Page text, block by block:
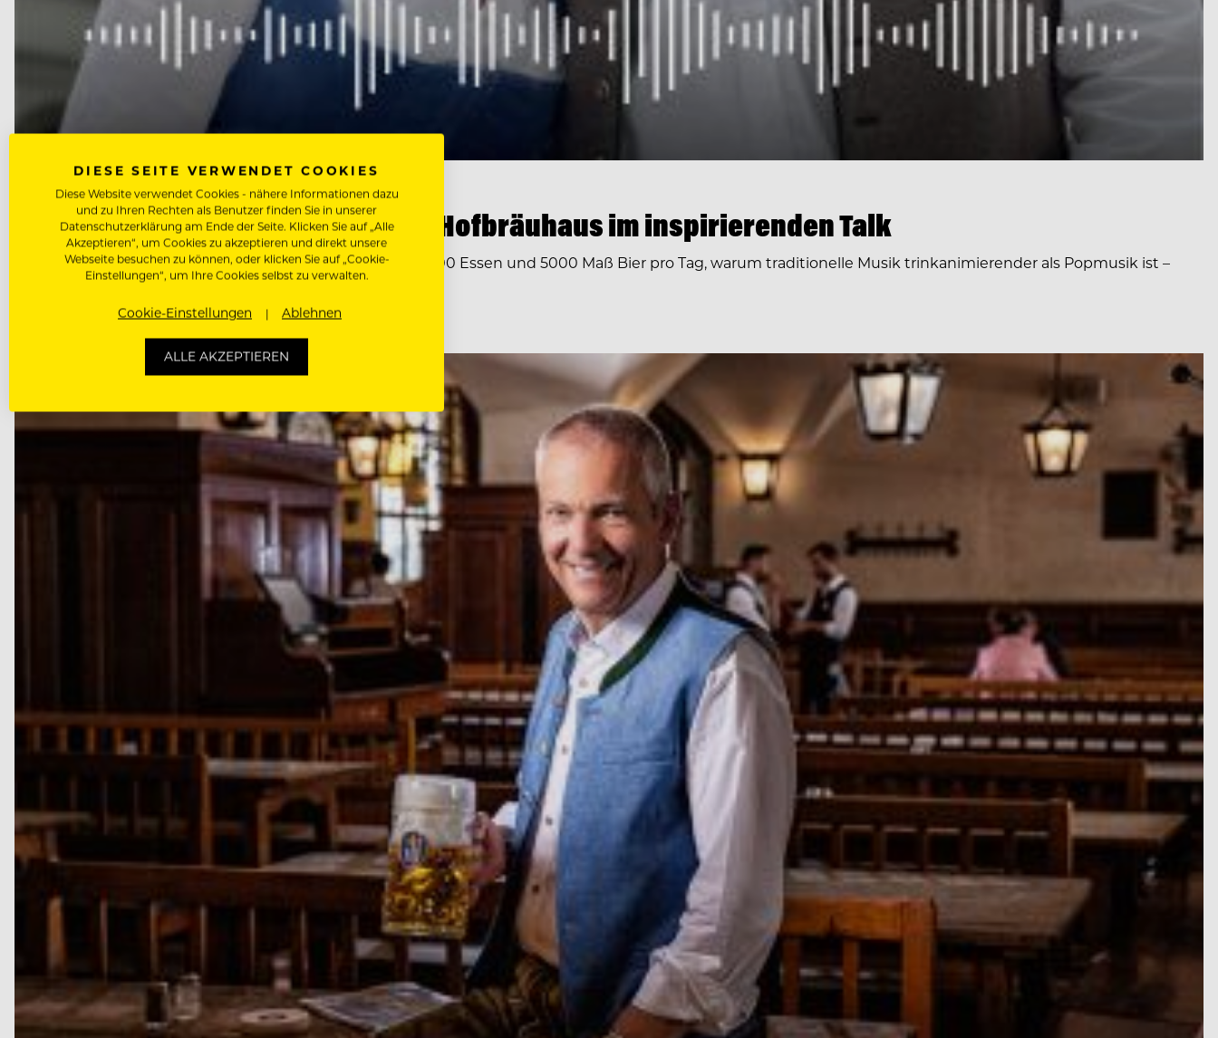
NEWS
Wolfgang Sperger vom Münchner Hofbräuhaus im inspirierenden Talk
Der Wirt des berühmtesten Wirtshauses der Welt über 2500 Essen und 5000 Maß Bier pro Tag, warum traditionelle Musik trinkanimierender als Popmusik ist –
DIESE SEITE VERWENDET COOKIES
Diese Website verwendet Cookies - nähere Informationen dazu
und zu Ihren Rechten als Benutzer finden Sie in unserer
Datenschutzerklärung am Ende der Seite. Klicken Sie auf „Alle
Akzeptieren“, um Cookies zu akzeptieren und direkt unsere
Webseite besuchen zu können, oder klicken Sie auf „Cookie-
Einstellungen“, um Ihre Cookies selbst zu verwalten.
Cookie-Einstellungen Ablehnen
ALLE AKZEPTIEREN